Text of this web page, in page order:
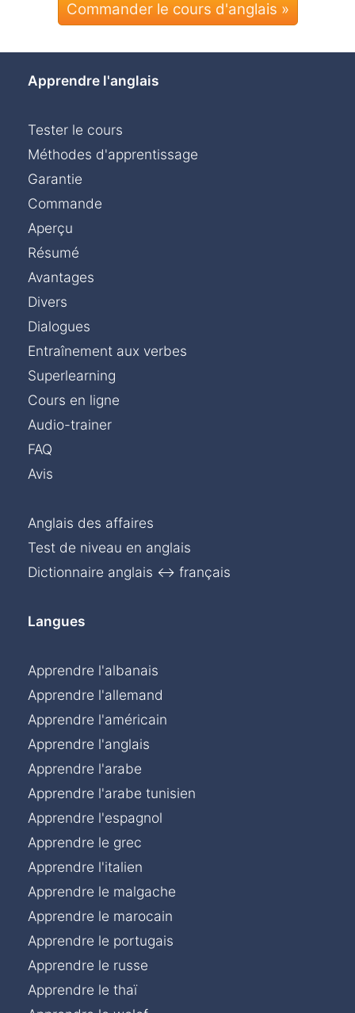
Commander le cours d'anglais »
Apprendre l'anglais
Tester le cours
Méthodes d'apprentissage
Garantie
Commande
Aperçu
Résumé
Avantages
Divers
Dialogues
Entraînement aux verbes
Superlearning
Cours en ligne
Audio-trainer
FAQ
Avis
Anglais des affaires
Test de niveau en anglais
Dictionnaire anglais ↔ français
Langues
Apprendre l'albanais
Apprendre l'allemand
Apprendre l'américain
Apprendre l'anglais
Apprendre l'arabe
Apprendre l'arabe tunisien
Apprendre l'espagnol
Apprendre le grec
Apprendre l'italien
Apprendre le malgache
Apprendre le marocain
Apprendre le portugais
Apprendre le russe
Apprendre le thaï